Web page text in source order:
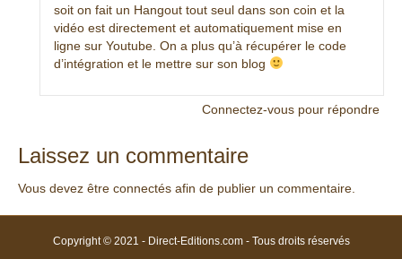
soit on fait un Hangout tout seul dans son coin et la
vidéo est directement et automatiquement mise en
ligne sur Youtube. On a plus qu’à récupérer le code
d’intégration et le mettre sur son blog
Connectez-vous pour répondre
Laissez un commentaire
Vous devez être connectés afin de publier un commentaire.
Copyright © 2021 - Direct-Editions.com - Tous droits réservés